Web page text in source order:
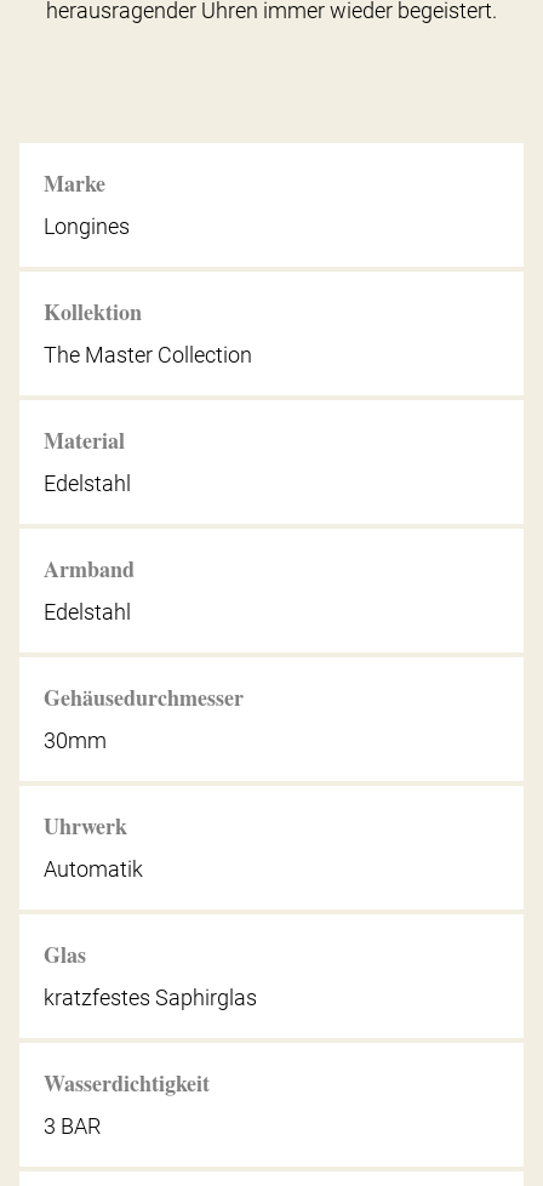
Marke
Longines
Kollektion
The Master Collection
Material
Edelstahl
Armband
Edelstahl
Gehäusedurchmesser
30mm
Uhrwerk
Automatik
Glas
kratzfestes Saphirglas
Wasserdichtigkeit
3 BAR
herausragender Uhren immer wieder begeistert.